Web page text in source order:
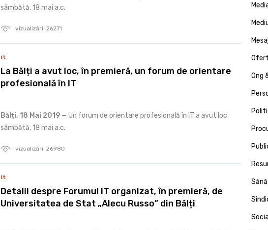
vizualizări: 26271
sâmbătă, 18 mai a.c.
vizualizări: 26980
it
La Bălți a avut loc, în premieră, un forum de orientare
profesională în IT
Bălți, 18 Mai 2019 — Un forum de orientare profesională în IT a avut loc
sâmbătă, 18 mai a.c.
it
Detalii despre Forumul IT organizat, în premieră, de
Universitatea de Stat „Alecu Russo” din Bălți
Ong
Social